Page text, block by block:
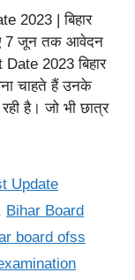
2023 | बिहार
7 जून तक आवेदन
2023 बिहार
चाहते हैं उनके
है। जो भी छात्र
Update
Bihar Board
board ofss